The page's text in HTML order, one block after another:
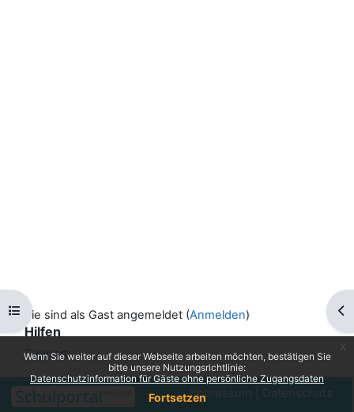
Wenn Sie weiter auf dieser Webseite arbeiten möchten, bestätigen Sie
bitte unsere Nutzungsrichtlinie:
Datenschutzinformation für Gäste ohne persönliche Zugangsdaten
Fortsetzen
Kursindex öffnen
Sie sind als Gast angemeldet (Anmelden)
Hilfen
Support ...
Impressum Datenschutz